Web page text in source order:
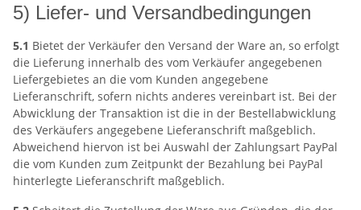
5) Liefer- und Versandbedingungen
5.1 Bietet der Verkäufer den Versand der Ware an, so erfolgt
die Lieferung innerhalb des vom Verkäufer angegebenen
Liefergebietes an die vom Kunden angegebene
Lieferanschrift, sofern nichts anderes vereinbart ist. Bei der
Abwicklung der Transaktion ist die in der Bestellabwicklung
des Verkäufers angegebene Lieferanschrift maßgeblich.
Abweichend hiervon ist bei Auswahl der Zahlungsart PayPal
die vom Kunden zum Zeitpunkt der Bezahlung bei PayPal
hinterlegte Lieferanschrift maßgeblich.